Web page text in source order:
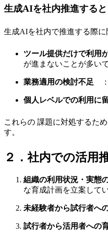
生成AIを社内推進する
生成AIを社内で推進する際に
ツール提供だけで利用
が進まないことが多いで
業務適用の検討不足 ：
個人レベルでの利用に
これらの 課題に対処するため
す。
２．社内での活用
組織の利用状況・実態
な育成計画を立案して
未経験者から試行者へ
試行者から活用者への